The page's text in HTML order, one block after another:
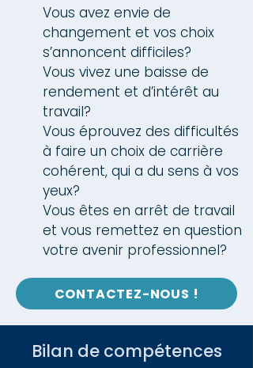
Vous avez envie de
changement et vos choix
s’annoncent difficiles?
Vous vivez une baisse de
rendement et d’intérêt au
travail?
Vous éprouvez des difficultés
à faire un choix de carrière
cohérent, qui a du sens à vos
yeux?
Vous êtes en arrêt de travail
et vous remettez en question
votre avenir professionnel?
CONTACTEZ-NOUS !
Bilan de compétences